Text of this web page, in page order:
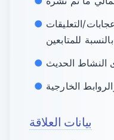
التعليقات
بالنسبة للمتابعين
النشاط الحديث
الخارجية
بيانات العلاقة